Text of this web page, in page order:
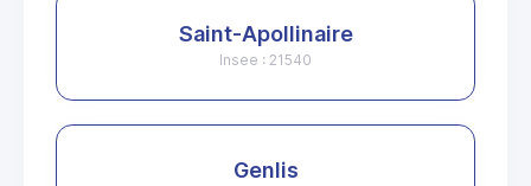
Saint-Apollinaire
Insee : 21540
Genlis